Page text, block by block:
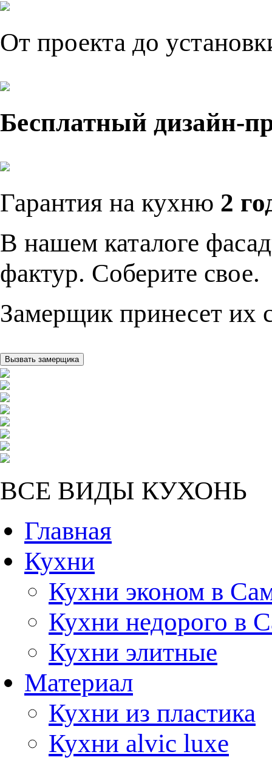
От проекта до
Бесплатный дизайн-
Гарантия на кухню 2
В нашем каталоге
фактур. Соберите свое.
Замерщик принесет их
ВСЕ ВИДЫ КУХОНЬ
Главная
Кухни
Кухни эконом в
Кухни недорого в
Кухни элитные
Материал
Кухни из пластика
Кухни alvic luxe